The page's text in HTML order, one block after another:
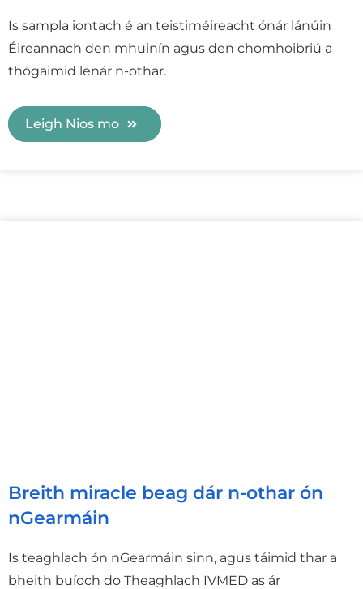
Is sampla iontach é an teistiméireacht ónár lánúin
Éireannach den mhuinín agus den chomhoibriú a
thógaimid lenár n-othar.
Leigh Nios mo
Breith miracle beag dár n-othar ón
nGearmáin
Is teaghlach ón nGearmáin sinn, agus táimid thar a
bheith buíoch do Theaghlach IVMED as ár